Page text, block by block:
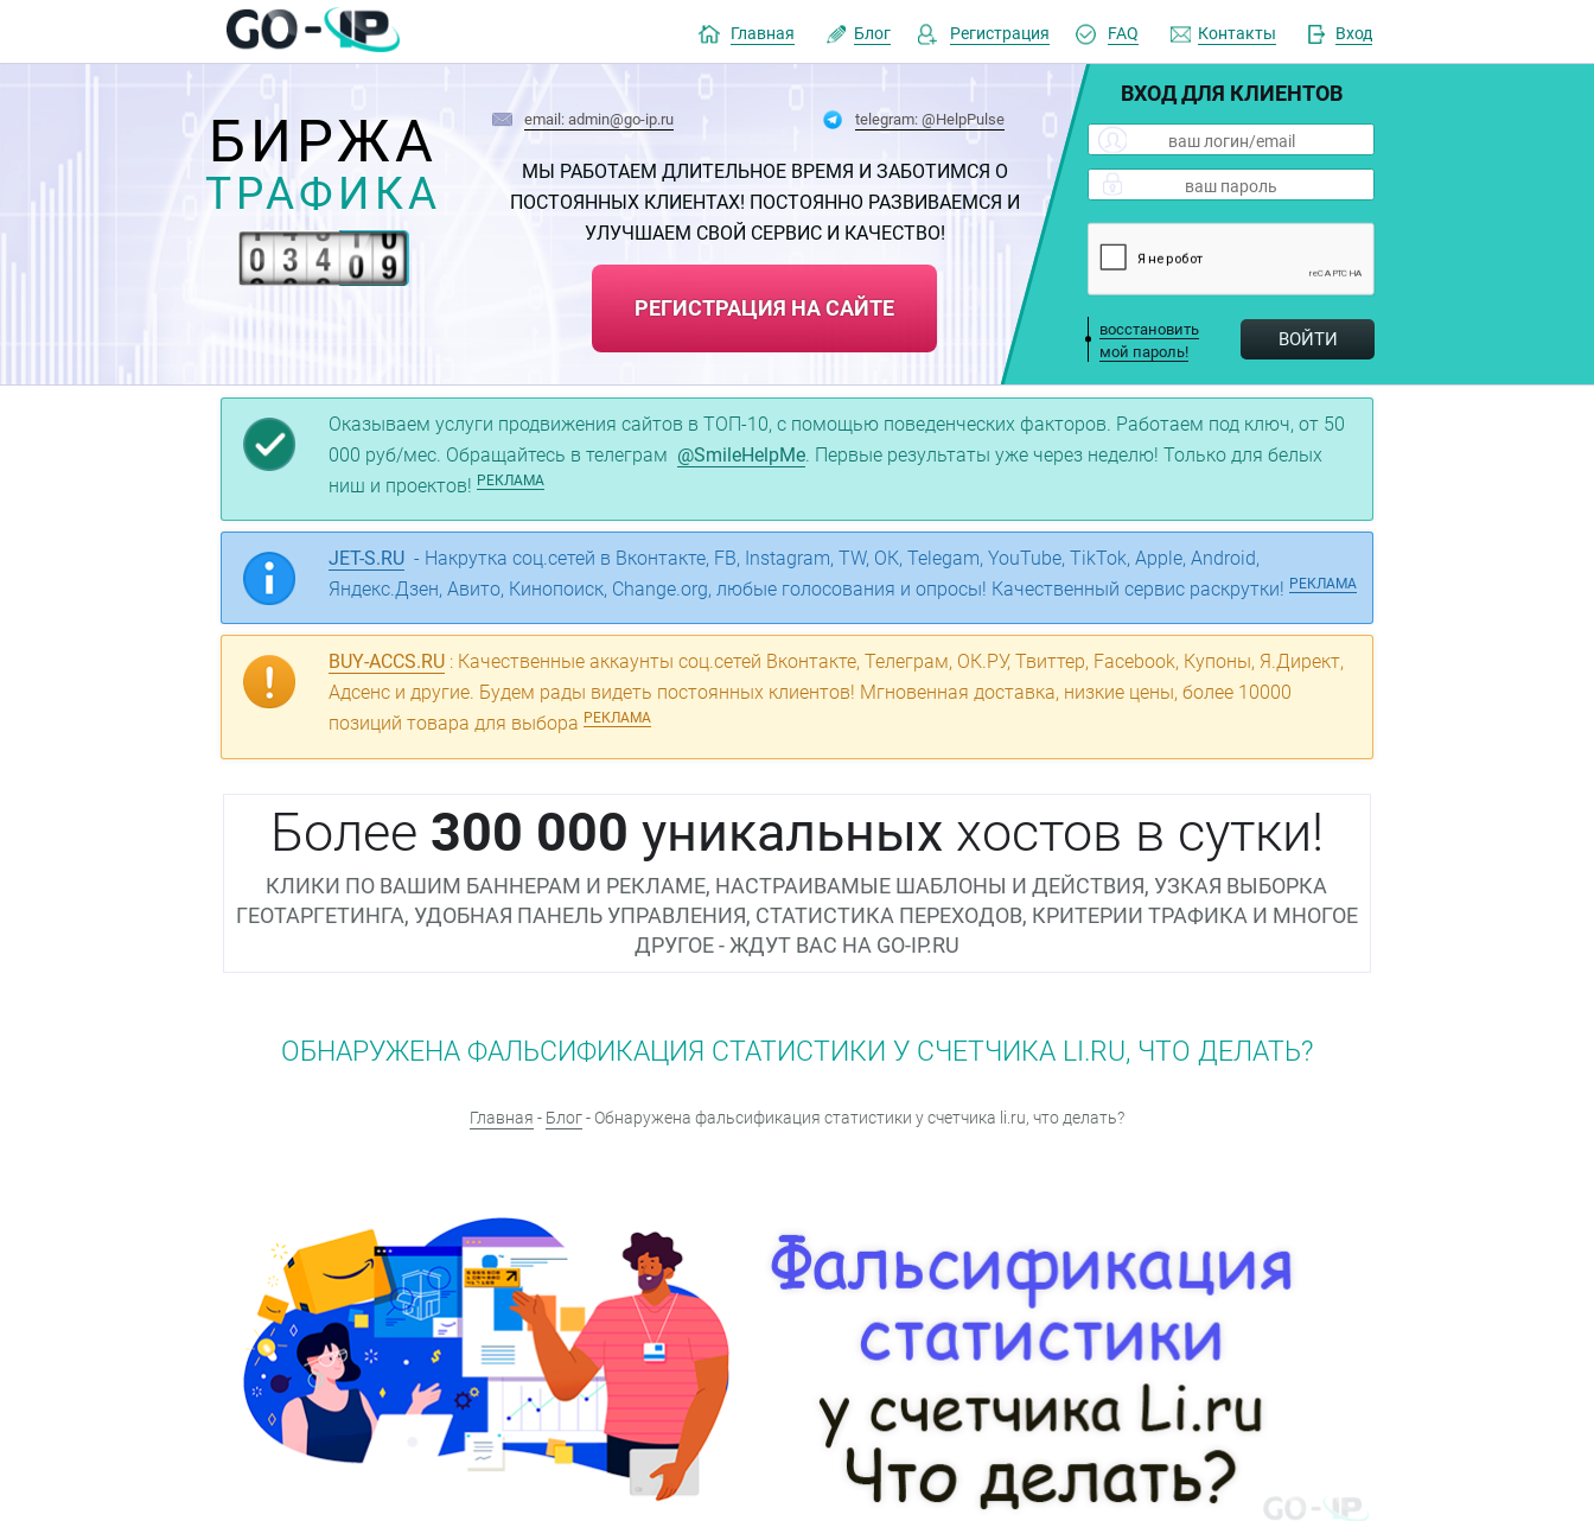
Главная Блог Регистрация FAQ Контакты Вход
БИРЖА
ТРАФИКА
email: admin@go-ip.ru telegram: @HelpPulse
МЫ РАБОТАЕМ ДЛИТЕЛЬНОЕ ВРЕМЯ И ЗАБОТИМСЯ О
ПОСТОЯННЫХ КЛИЕНТАХ! ПОСТОЯННО РАЗВИВАЕМСЯ И
УЛУЧШАЕМ СВОЙ СЕРВИС И КАЧЕСТВО!
РЕГИСТРАЦИЯ НА САЙТЕ
ВХОД ДЛЯ КЛИЕНТОВ
восстановить
мой пароль!
ВОЙТИ
Оказываем услуги продвижения сайтов в ТОП-10, с помощью поведенческих факторов. Работаем под ключ, от 50
000 руб/мес. Обращайтесь в телеграм @SmileHelpMe. Первые результаты уже через неделю! Только для белых
ниш и проектов!РЕКЛАМА
JET-S.RU - Накрутка соц.сетей в Вконтакте, FB, Instagram, TW, ОК, Telegam, YouTube, TikTok, Apple, Android,
Яндекс.Дзен, Авито, Кинопоиск, Change.org, любые голосования и опросы! Качественный сервис раскрутки!РЕКЛАМА
BUY-ACCS.RU : Качественные аккаунты соц.сетей Вконтакте, Телеграм, ОК.РУ, Твиттер, Facebook, Купоны, Я.Директ,
Адсенс и другие. Будем рады видеть постоянных клиентов! Мгновенная доставка, низкие цены, более 10000
позиций товара для выбораРЕКЛАМА
Более 300 000 уникальных хостов в сутки!
КЛИКИ ПО ВАШИМ БАННЕРАМ И РЕКЛАМЕ, НАСТРАИВАМЫЕ ШАБЛОНЫ И ДЕЙСТВИЯ, УЗКАЯ ВЫБОРКА
ГЕОТАРГЕТИНГА, УДОБНАЯ ПАНЕЛЬ УПРАВЛЕНИЯ, СТАТИСТИКА ПЕРЕХОДОВ, КРИТЕРИИ ТРАФИКА И МНОГОЕ
ДРУГОЕ - ЖДУТ ВАС НА GO-IP.RU
ОБНАРУЖЕНА ФАЛЬСИФИКАЦИЯ СТАТИСТИКИ У СЧЕТЧИКА LI.RU, ЧТО ДЕЛАТЬ?
Главная - Блог- Обнаружена фальсификация статистики у счетчика li.ru, что делать?